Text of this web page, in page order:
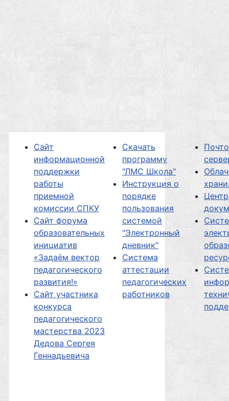
Сайт
информационной
поддержки
работы
приемной
комиссии СПКУ
Сайт форума
образовательных
инициатив
«Задаём вектор
педагогического
развития!»
Сайт участника
конкурса
педагогического
мастерства 2023
Дедова Сергея
Геннадьевича
Скачать
программу
"ЛМС Школа"
Инструкция о
порядке
пользования
системой
"Электронный
дневник"
Система
аттестации
педагогических
работников
Центр